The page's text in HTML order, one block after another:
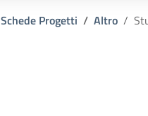
Schede Progetti Altro